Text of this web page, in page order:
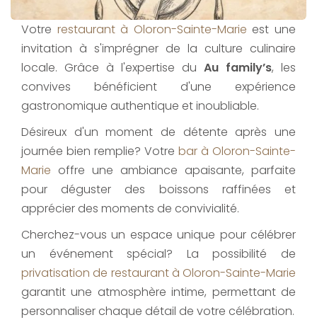
Votre restaurant à Oloron-Sainte-Marie est une
invitation à s'imprégner de la culture culinaire
locale. Grâce à l'expertise du Au family’s, les
convives bénéficient d'une expérience
gastronomique authentique et inoubliable.
Désireux d'un moment de détente après une
journée bien remplie? Votre bar à Oloron-Sainte-
Marie offre une ambiance apaisante, parfaite
pour déguster des boissons raffinées et
apprécier des moments de convivialité.
Cherchez-vous un espace unique pour célébrer
un événement spécial? La possibilité de
privatisation de restaurant à Oloron-Sainte-Marie
garantit une atmosphère intime, permettant de
personnaliser chaque détail de votre célébration.